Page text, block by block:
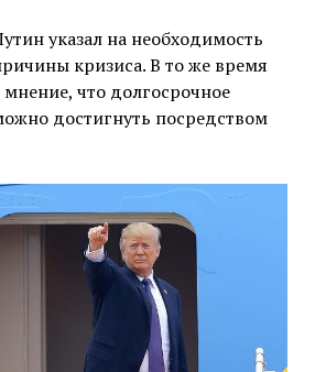
указал на необходимость
кризиса. В то же время
что долгосрочное
достигнуть посредством